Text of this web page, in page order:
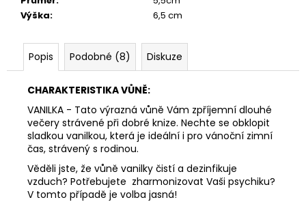
Výška: 6,5 cm
Popis Podobné (8) Diskuze
CHARAKTERISTIKA VŮNĚ:
VANILKA - Tato výrazná vůně Vám zpříjemní dlouhé
večery strávené při dobré knize. Nechte se obklopit
sladkou vanilkou, která je ideální i pro vánoční zimní
čas, strávený s rodinou.
Věděli jste, že vůně vanilky čistí a dezinfikuje
vzduch? Potřebujete zharmonizovat Vaši psychiku?
V tomto případě je volba jasná!
AROMKA
RECYKLOVANÉ
SKLO,
250
LEVANDULE
257
Kč